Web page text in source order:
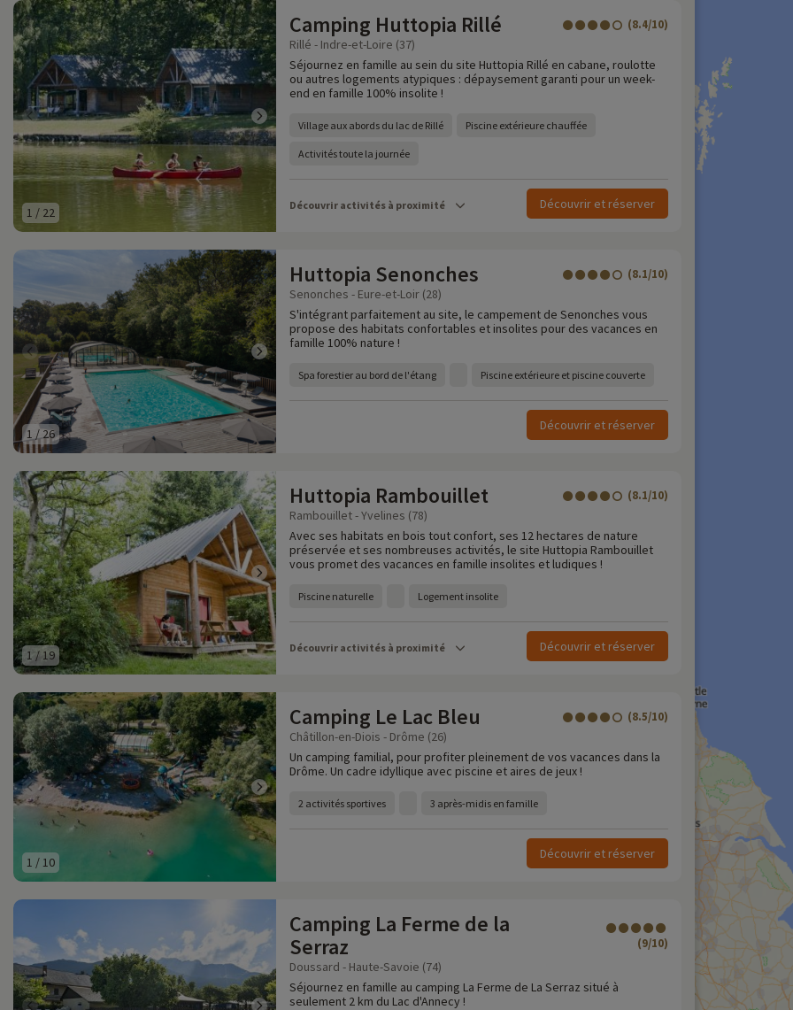
1 / 22
Camping Huttopia Rillé (8.4/10)
Rillé - Indre-et-Loire (37)
Séjournez en famille au sein du site Huttopia Rillé en cabane, roulotte
ou autres logements atypiques : dépaysement garanti pour un week-
end en famille 100% insolite !
Village aux abords du lac de Rillé Piscine extérieure chauffée
Activités toute la journée
Découvrir activités à proximité Découvrir et réserver
1 /26
Huttopia Senonches (8.1/10)
Senonches - Eure-et-Loir (28)
S'intégrant parfaitement au site, le campement de Senonches vous
propose des habitats confortables et insolites pour des vacances en
famille 100% nature !
Spa forestier au bord de l'étang Piscine extérieure et piscine couverte
Découvrir et réserver
1 /19
Huttopia Rambouillet (8.1/10)
Rambouillet - Yvelines (78)
Avec ses habitats en bois tout confort, ses 12 hectares de nature
préservée et ses nombreuses activités, le site Huttopia Rambouillet
vous promet des vacances en famille insolites et ludiques !
Piscine naturelle Logement insolite
Découvrir activités à proximité Découvrir et réserver
1 / 10
Camping Le Lac Bleu (8.5/10)
Châtillon-en-Diois - Drôme (26)
Un camping familial, pour profiter pleinement de vos vacances dans la
Drôme. Un cadre idyllique avec piscine et aires de jeux !
2 activités sportives 3 après-midis en famille
Découvrir et réserver
Camping La Ferme de la
Serraz
(9/10)
Doussard - Haute-Savoie (74)
Séjournez en famille au camping La Ferme de La Serraz situé à
seulement 2 km du Lac d'Annecy !